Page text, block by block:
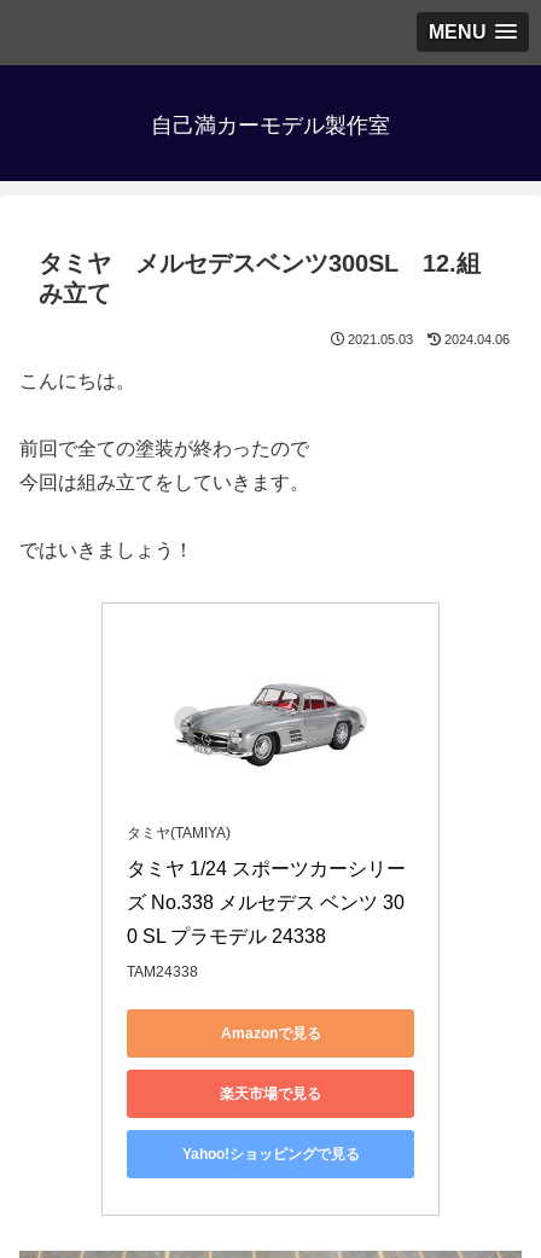
MENU
自己満カーモデル製作室
タミヤ メルセデスベンツ300SL 12.組
み立て
2021.05.03 2024.04.06
こんにちは。
前回で全ての塗装が終わったので
今回は組み立てをしていきます。
ではいきましょう！
タミヤ(TAMIYA)
タミヤ 1/24 スポーツカーシリー
ズ No.338 メルセデス ベンツ 30
0 SL プラモデル 24338
TAM24338
Amazonで見る
楽天市場で見る
Yahoo!ショッピングで見る